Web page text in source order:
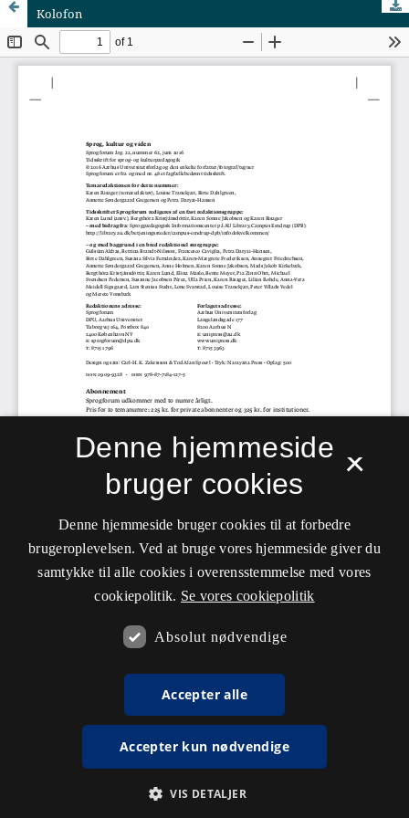
Kolofon
×
Denne hjemmeside
bruger cookies
Denne hjemmeside bruger cookies til at forbedre
brugeroplevelsen. Ved at bruge vores hjemmeside giver du
samtykke til alle cookies i overensstemmelse med vores
cookiepolitik. Se vores cookiepolitik
Absolut nødvendige
Accepter alle
Accepter kun nødvendige
VIS DETALJER